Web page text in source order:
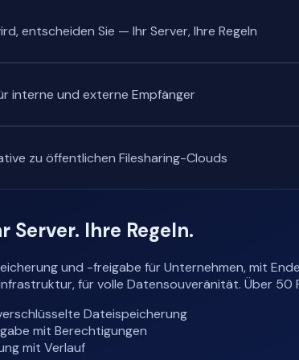
entscheiden Sie — Ihr Server, Ihre Regeln
interne und externe Empfänger
zu öffentlichen Filesharing-Clouds
Server. Ihre Regeln.
und -freigabe für Unternehmen, mit
für volle Datensouveränität. Über
Dateispeicherung
mit Berechtigungen
mit Verlauf